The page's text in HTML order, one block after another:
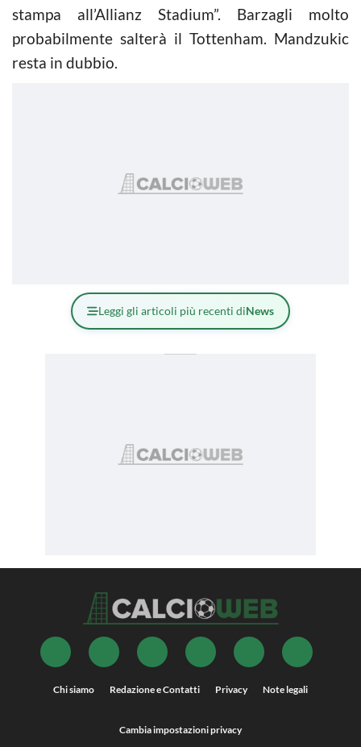
stampa all’Allianz Stadium”. Barzagli molto
probabilmente salterà il Tottenham. Mandzukic
resta in dubbio.
Leggi gli articoli più recenti diNews
Chi siamo Redazione e Contatti Privacy Note legali
Cambia impostazioni privacy